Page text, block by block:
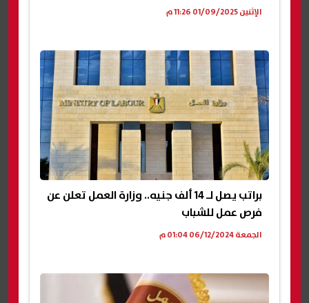
الإثنين 01/09/2025 11:26 م
براتب يصل لـ 14 ألف جنيه.. وزارة العمل تعلن عن
فرص عمل للشباب
الجمعة 06/12/2024 01:04 م